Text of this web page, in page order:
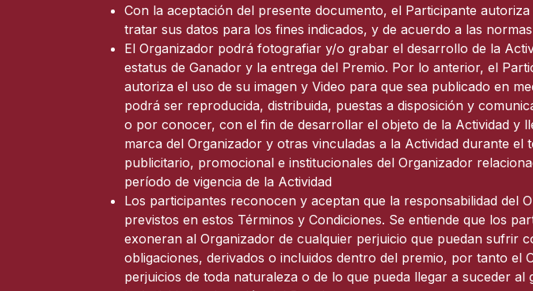
Con la aceptación del presente documento, el Participante
tratar sus datos para los fines indicados, y de acuerdo a las
El Organizador podrá fotografiar y/o grabar el desarrollo de la
estatus de Ganador y la entrega del Premio. Por lo anterior, el
autoriza el uso de su imagen y Video para que sea publicado en
podrá ser reproducida, distribuida, puestas a disposición y
o por conocer, con el fin de desarrollar el objeto de la Actividad y
marca del Organizador y otras vinculadas a la Actividad durante
publicitario, promocional e institucionales del Organizador
período de vigencia de la Actividad
Los participantes reconocen y aceptan que la responsabilidad del
previstos en estos Términos y Condiciones. Se entiende que los
exoneran al Organizador de cualquier perjuicio que puedan sufrir
obligaciones, derivados o incluidos dentro del premio, por tanto
perjuicios de toda naturaleza o de lo que pueda llegar a suceder